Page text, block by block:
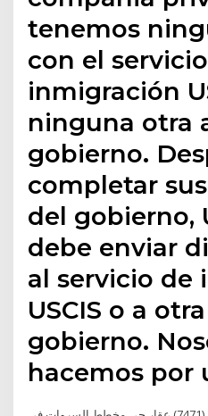
tenemos
con el
inmigración
ninguna otra
gobierno.
completar
del gobierno,
debe enviar
al servicio de
USCIS o a
gobierno.
hacemos por